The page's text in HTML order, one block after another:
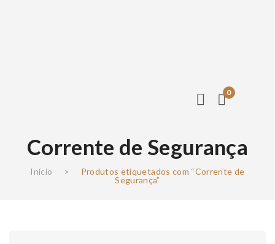
0
Corrente de Segurança
Início >
Produtos etiquetados com “Corrente de
Segurança”